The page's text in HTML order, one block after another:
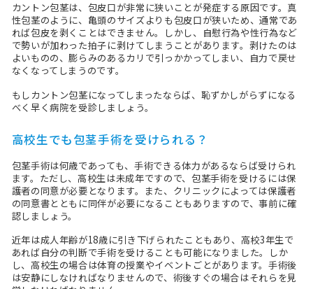
カントン包茎は、包皮口が非常に狭いことが発症する原因です。真
性包茎のように、亀頭のサイズよりも包皮口が狭いため、通常であ
れば包皮を剥くことはできません。しかし、自慰行為や性行為など
で勢いが加わった拍子に剥けてしまうことがあります。剥けたのは
よいものの、膨らみのあるカリで引っかかってしまい、自力で戻せ
なくなってしまうのです。
もしカントン包茎になってしまったならば、恥ずかしがらずになる
べく早く病院を受診しましょう。
高校生でも包茎手術を受けられる？
包茎手術は何歳であっても、手術できる体力があるならば受けられ
ます。ただし、高校生は未成年ですので、包茎手術を受けるには保
護者の同意が必要となります。また、クリニックによっては保護者
の同意書とともに同伴が必要になることもありますので、事前に確
認しましょう。
近年は成人年齢が18歳に引き下げられたこともあり、高校3年生で
あれば自分の判断で手術を受けることも可能になりました。しか
し、高校生の場合は体育の授業やイベントごとがあります。手術後
は安静にしなければなりませんので、術後すぐの場合はそれらを見